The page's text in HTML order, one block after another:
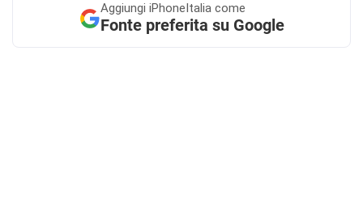
Aggiungi iPhoneItalia come
Fonte preferita su Google